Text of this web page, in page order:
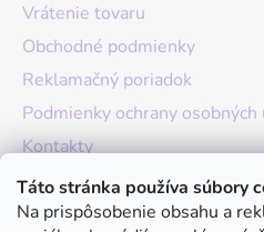
Táto stránka používa súbory
Na prispôsobenie obsahu a
Vrátenie tovaru
Obchodné podmienky
Reklamačný poriadok
Podmienky ochrany osobných
Kontakty
O nás
Hodnotenie obchodu